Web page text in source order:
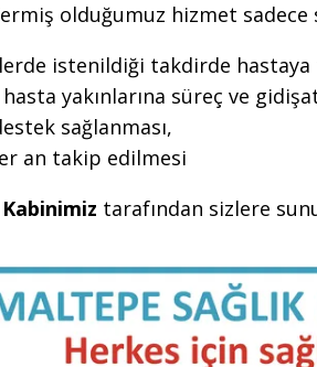
olduğumuz hizmet sadece
istenildiği takdirde hastaya
yakınlarına süreç ve
sağlanması,
an takip edilmesi
tarafından sizlere